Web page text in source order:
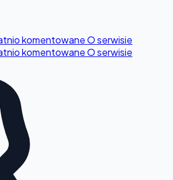
komentowaneO serwisie
komentowaneO serwisie